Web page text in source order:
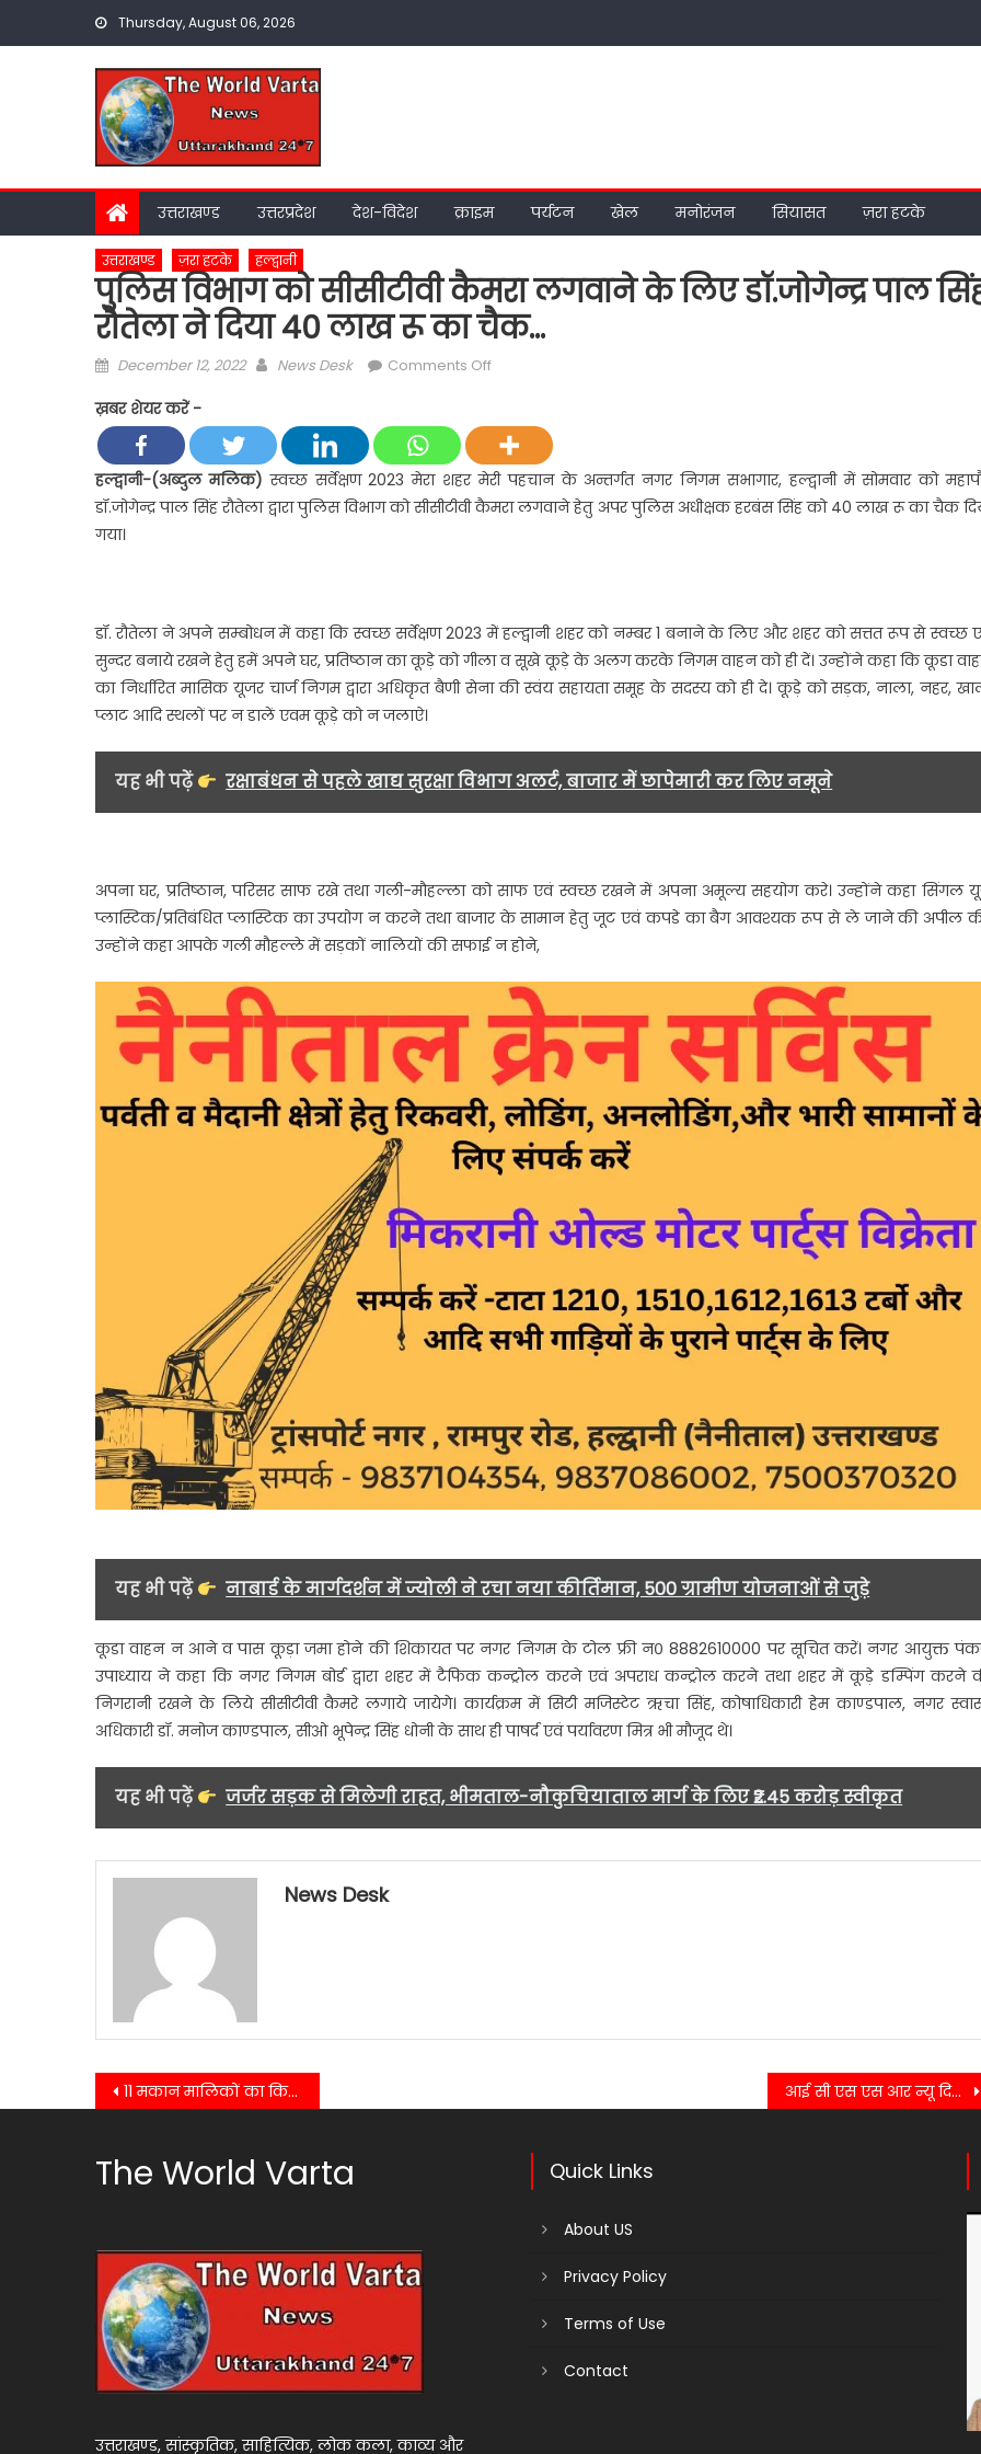
Thursday, August 06, 2026
उत्तराखण्ड उत्तरप्रदेश देश-विदेश क्राइम पर्यटन खेल मनोरंजन सियासत ज़रा हटके
उत्तराखण्ड ज़रा हटके हल्द्वानी
पुलिस विभाग को सीसीटीवी कैमरा लगवाने के लिए डॉ.जोगेन्द्र पाल
रौतेला ने दिया 40 लाख रू का चैक…
Posted
December 12, 2022 Author
News Desk Comments Offon
को
सीसीटीवी
कैमरा
लगवाने
सिंह
रौतेला
ने
रू
का
ख़बर शेयर करें -
हल्द्वानी-(अब्दुल मलिक) स्वच्छ सर्वेक्षण 2023 मेरा शहर मेरी पहचान के अन्तर्गत नगर निगम सभागार, हल्द्वानी में सोमवार को
डॉ.जोगेन्द्र पाल सिंह रौतेला द्वारा पुलिस विभाग को सीसीटीवी कैमरा लगवाने हेतु अपर पुलिस अधीक्षक हरबंस सिंह को 40 लाख रू का चैक
गया।
डॉ. रौतेला ने अपने सम्बोधन में कहा कि स्वच्छ सर्वेक्षण 2023 में हल्द्वानी शहर को नम्बर 1 बनाने के लिए और शहर को सत्तत रूप से स्वच्छ
सुन्दर बनाये रखने हेतु हमें अपने घर, प्रतिष्ठान का कूड़े को गीला व सूखे कूड़े के अलग करके निगम वाहन को ही दें। उन्होंने कहा कि कूडा
का निर्धारित मासिक यूजर चार्ज निगम द्वारा अधिकृत बैणी सेना की स्वंय सहायता समूह के सदस्य को ही दे। कूड़े को सड़क, नाला, नहर,
प्लाट आदि स्थलों पर न डालें एवम कूड़े को न जलाऐ।
यह भी पढ़ें रक्षाबंधन से पहले खाद्य सुरक्षा विभाग अलर्ट, बाजार में छापेमारी कर लिए नमूने
अपना घर, प्रतिष्ठान, परिसर साफ रखे तथा गली-मौहल्ला को साफ एवं स्वच्छ रखने में अपना अमूल्य सहयोग करे। उन्होंने कहा सिंगल
प्लास्टिक/प्रतिबंधित प्लास्टिक का उपयोग न करने तथा बाजार के सामान हेतु जूट एवं कपडे का बैग आवश्यक रूप से ले जाने की अपील
उन्होंने कहा आपके गली मौहल्ले में सड़कों नालियों की सफाई न होने,
यह भी पढ़ें नाबार्ड के मार्गदर्शन में ज्योली ने रचा नया कीर्तिमान, 500 ग्रामीण योजनाओं से जुड़े
कूडा वाहन न आने व पास कूड़ा जमा होने की शिकायत पर नगर निगम के टोल फ्री न० 8882610000 पर सूचित करें। नगर आयुक्त
उपाध्याय ने कहा कि नगर निगम बोर्ड द्वारा शहर में टैफिक कन्ट्रोल करने एवं अपराध कन्ट्रोल करने तथा शहर में कूड़े डम्पिंग करने
निगरानी रखने के लिये सीसीटीवी कैमरे लगाये जायेगे। कार्यक्रम में सिटी मजिस्टेट ऋचा सिंह, कोषाधिकारी हेम काण्डपाल, नगर
अधिकारी डॉ. मनोज काण्डपाल, सीओ भूपेन्द्र सिंह धोनी के साथ ही पाषर्द एवं पर्यावरण मित्र भी मौजूद थे।
यह भी पढ़ें जर्जर सड़क से मिलेगी राहत, भीमताल-नौकुचियाताल मार्ग के लिए ₹2.45 करोड़ स्वीकृत
News Desk
Post
11 मकान मालिकों का किरायदारों के सत्यापन न करने पर किया गया 10-10 हज़ार का चालान… आई सी एस एस आर न्यू दिल्ली द्वारा 2022 -23 की सीनियर रिसर्च की डॉ.किरण तिवारी को मिली फेलोशिप ….
The World Varta
उत्तराखण्ड, सांस्कृतिक, साहित्यिक, लोक कला, काव्य और
Quick Links
About US
Privacy Policy
Terms of Use
Contact